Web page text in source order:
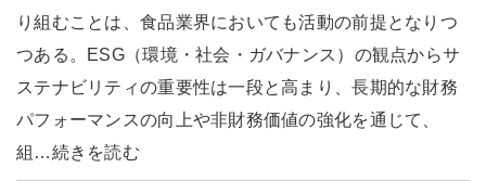
り組むことは、食品業界においても活動の前提となりつ
つある。ESG（環境・社会・ガバナンス）の観点からサ
ステナビリティの重要性は一段と高まり、長期的な財務
パフォーマンスの向上や非財務価値の強化を通じて、
組…続きを読む